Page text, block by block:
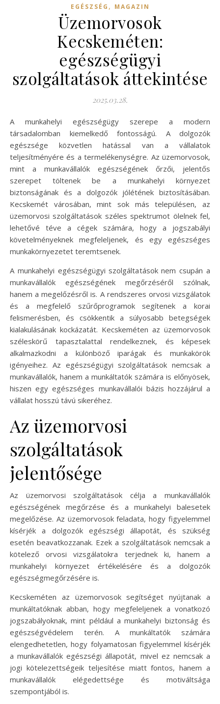
EGÉSZSÉG , MAGAZIN
Üzemorvosok
Kecskeméten:
egészségügyi
szolgáltatások áttekintése
2025.03.28.
A munkahelyi egészségügy szerepe a modern
társadalomban kiemelkedő fontosságú. A dolgozók
egészsége közvetlen hatással van a vállalatok
teljesítményére és a termelékenységre. Az üzemorvosok,
mint a munkavállalók egészségének őrzői, jelentős
szerepet töltenek be a munkahelyi környezet
biztonságának és a dolgozók jólétének biztosításában.
Kecskemét városában, mint sok más településen, az
üzemorvosi szolgáltatások széles spektrumot ölelnek fel,
lehetővé téve a cégek számára, hogy a jogszabályi
követelményeknek megfeleljenek, és egy egészséges
munkakörnyezetet teremtsenek.
A munkahelyi egészségügyi szolgáltatások nem csupán a
munkavállalók egészségének megőrzéséről szólnak,
hanem a megelőzésről is. A rendszeres orvosi vizsgálatok
és a megfelelő szűrőprogramok segítenek a korai
felismerésben, és csökkentik a súlyosabb betegségek
kialakulásának kockázatát. Kecskeméten az üzemorvosok
széleskörű tapasztalattal rendelkeznek, és képesek
alkalmazkodni a különböző iparágak és munkakörök
igényeihez. Az egészségügyi szolgáltatások nemcsak a
munkavállalók, hanem a munkáltatók számára is előnyösek,
hiszen egy egészséges munkavállalói bázis hozzájárul a
vállalat hosszú távú sikeréhez.
Az üzemorvosi
szolgáltatások
jelentősége
Az üzemorvosi szolgáltatások célja a munkavállalók
egészségének megőrzése és a munkahelyi balesetek
megelőzése. Az üzemorvosok feladata, hogy figyelemmel
kísérjék a dolgozók egészségi állapotát, és szükség
esetén beavatkozzanak. Ezek a szolgáltatások nemcsak a
kötelező orvosi vizsgálatokra terjednek ki, hanem a
munkahelyi környezet értékelésére és a dolgozók
egészségmegőrzésére is.
Kecskeméten az üzemorvosok segítséget nyújtanak a
munkáltatóknak abban, hogy megfeleljenek a vonatkozó
jogszabályoknak, mint például a munkahelyi biztonság és
egészségvédelem terén. A munkáltatók számára
elengedhetetlen, hogy folyamatosan figyelemmel kísérjék
a munkavállalók egészségi állapotát, mivel ez nemcsak a
jogi kötelezettségeik teljesítése miatt fontos, hanem a
munkavállalók elégedettsége és motiváltsága
szempontjából is.